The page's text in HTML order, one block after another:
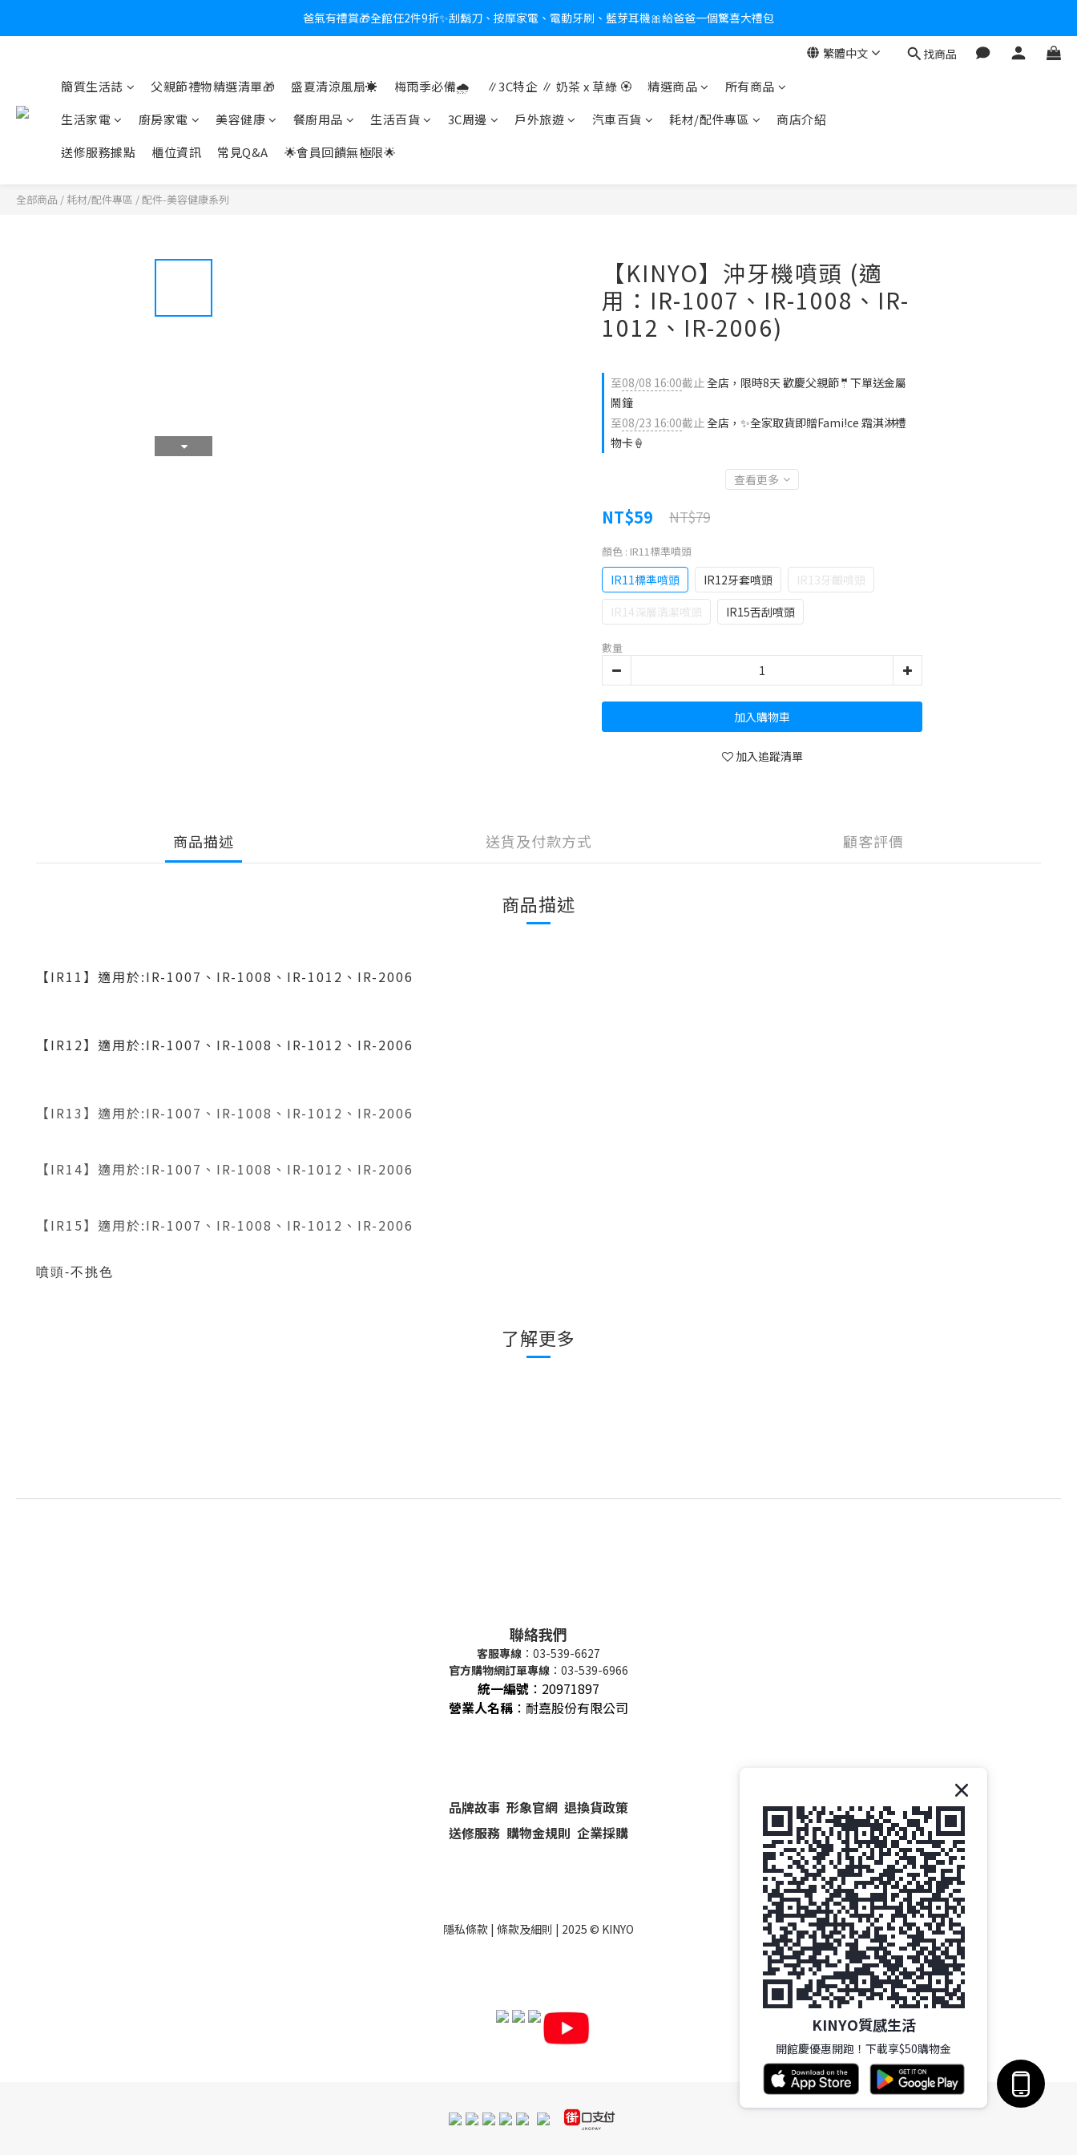
新會員送$100購物金✨再享消費回饋無極限
爸氣有禮賞🎁全館任2件9折✨刮鬍刀、按摩家電、電動牙刷、藍芽耳機🎀給爸爸一個驚喜大禮包
新會員送$100購物金✨再享消費回饋無極限
繁體中文 找商品
簡質生活誌 父親節禮物精選清單🎁 盛夏清涼風扇☀️ 梅雨季必備🌧️ ∥3C特企 ∥ 奶茶 x 草綠 🏵 精選商品
所有商品
生活家電
廚房家電 美容健康 餐廚用品 生活百貨 3C周邊 戶外旅遊 汽車百貨 耗材/配件專區
商店介紹
送修服務據點
櫃位資訊 常見Q&A 🌟會員回饋無極限🌟
全部商品 / 耗材/配件專區 /配件-美容健康系列
【KINYO】沖牙機噴頭 (適
用：IR-1007、IR-1008、IR-
1012、IR-2006)
至08/08 16:00截止全店，限時8天 歡慶父親節🤵下單送金屬
鬧鐘
至08/23 16:00截止全店，✨全家取貨即贈Fami!ce 霜淇淋禮
物卡🍦
查看更多
NT$59 NT$79
顏色 : IR11標準噴頭
IR11標準噴頭 IR12牙套噴頭
IR13牙齦噴頭
IR14深層清潔噴頭
IR15舌刮噴頭
數量
加入購物車
加入追蹤清單
商品描述 送貨及付款方式 顧客評價
商品描述
【IR11】適用於:IR-1007、IR-1008、IR-1012、IR-2006
【IR12】適用於:IR-1007、IR-1008、IR-1012、IR-2006
【IR13】適用於:IR-1007、IR-1008、IR-1012、IR-2006
【IR14】適用於:IR-1007、IR-1008、IR-1012、IR-2006
【IR15】適用於:IR-1007、IR-1008、IR-1012、IR-2006
噴頭-不挑色
了解更多
聯絡我們
客服專線 ：03-539-6627
官方購物網訂單專線 ：03-539-6966
統一編號 ： 20971897
營業人名稱 ：耐嘉股份有限公司
品牌故事 形象官網 退換貨政策
送修服務 購物金規則 企業採購
隱私條款 | 條款及細則 | 2025 © KINYO
KINYO質感生活
開館慶優惠開跑！下載享$50購物金